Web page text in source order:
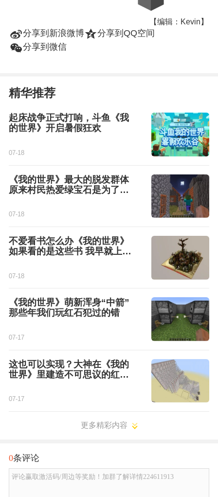
【编辑：Kevin】
t分享到新浪微博z分享到QQ空间
w分享到微信
精华推荐
起床战争正式打响，斗鱼《我
的世界》开启暑假狂欢
07-18
《我的世界》最大的脱发群体
原来村民热爱绿宝石是为了治
07-18
不爱看书怎么办《我的世界》
如果看的是这些书 我早就上清
07-18
《我的世界》萌新浑身“中箭”
那些年我们玩红石犯过的错
07-17
这也可以实现？大神在《我的
世界》里建造不可思议的红石
07-17
更多精彩内容
0条评论
评论赢取激活码/周边等奖励！加群了解详情224611913